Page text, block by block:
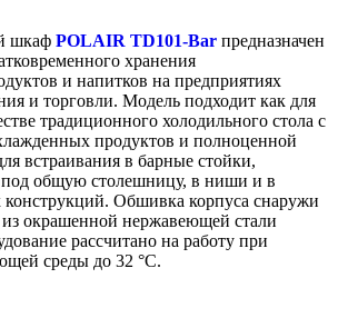
шкаф POLAIR TD101-Bar предназначен
хранения
и напитков на предприятиях
и торговли. Модель подходит как для
традиционного холодильного стола с
продуктов и полноценной
встраивания в барные стойки,
общую столешницу, в ниши и в
Обшивка корпуса снаружи
окрашенной нержавеющей стали
рассчитано на работу при
среды до 32 °С.